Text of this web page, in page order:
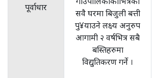
पूर्वाधार
सवै घरमा बिजुली बत्ती
पु¥याउने लक्ष्य अनुरुप
आगामी २ वर्षभित्र सबै
बस्तिहरुमा
विद्युतिकरण गर्ने ।